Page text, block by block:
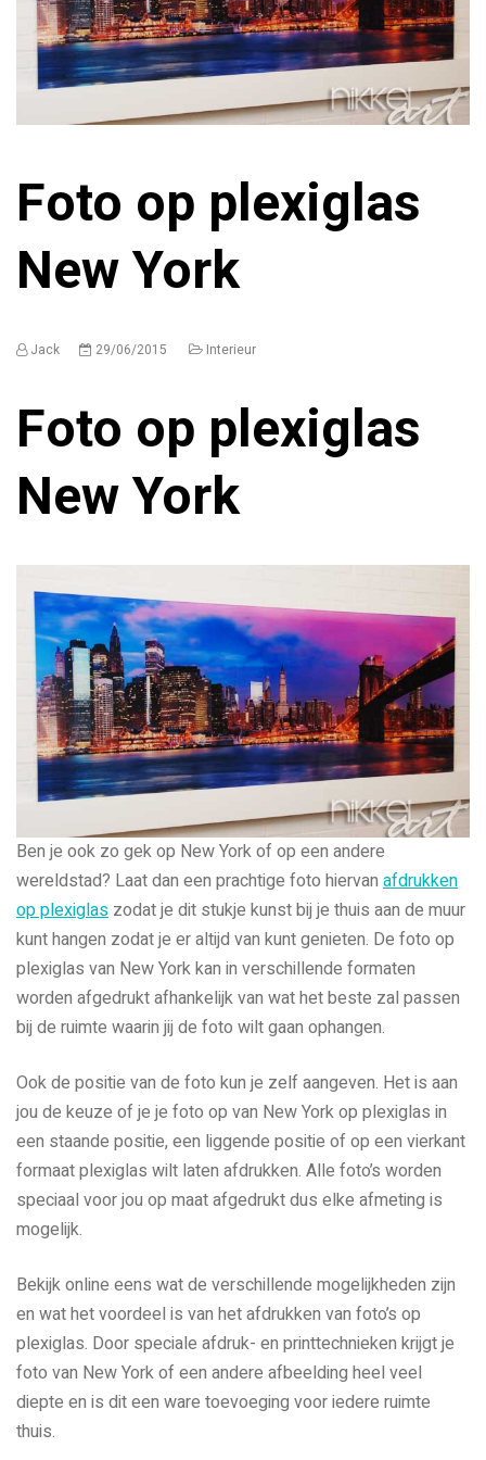
Foto op plexiglas
New York
Jack 29/06/2015 Interieur
Foto op plexiglas
New York
Ben je ook zo gek op New York of op een andere
wereldstad? Laat dan een prachtige foto hiervan afdrukken
op plexiglas zodat je dit stukje kunst bij je thuis aan de muur
kunt hangen zodat je er altijd van kunt genieten. De foto op
plexiglas van New York kan in verschillende formaten
worden afgedrukt afhankelijk van wat het beste zal passen
bij de ruimte waarin jij de foto wilt gaan ophangen.
Ook de positie van de foto kun je zelf aangeven. Het is aan
jou de keuze of je je foto op van New York op plexiglas in
een staande positie, een liggende positie of op een vierkant
formaat plexiglas wilt laten afdrukken. Alle foto’s worden
speciaal voor jou op maat afgedrukt dus elke afmeting is
mogelijk.
Bekijk online eens wat de verschillende mogelijkheden zijn
en wat het voordeel is van het afdrukken van foto’s op
plexiglas. Door speciale afdruk- en printtechnieken krijgt je
foto van New York of een andere afbeelding heel veel
diepte en is dit een ware toevoeging voor iedere ruimte
thuis.